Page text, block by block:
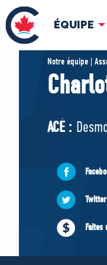
ÉQUIPE
Pierre
ACÉ
Notre équipe |
ACÉ :
Twitter
Faites